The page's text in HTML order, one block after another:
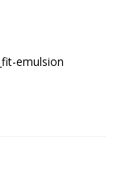
emulsion